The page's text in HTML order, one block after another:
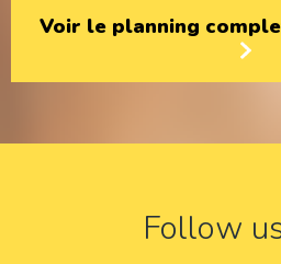
Voir le planning
Follow